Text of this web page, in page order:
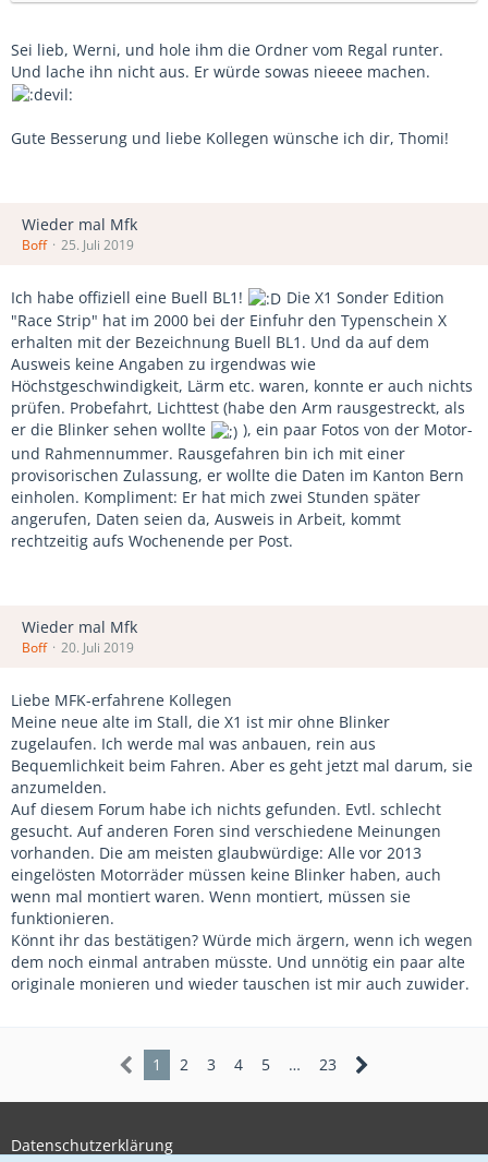
Sei lieb, Werni, und hole ihm die Ordner vom Regal runter.
Und lache ihn nicht aus. Er würde sowas nieeee machen.
Gute Besserung und liebe Kollegen wünsche ich dir, Thomi!
Wieder mal Mfk
Boff 25. Juli 2019
Ich habe offiziell eine Buell BL1!
Die X1 Sonder Edition
"Race Strip" hat im 2000 bei der Einfuhr den Typenschein X
erhalten mit der Bezeichnung Buell BL1. Und da auf dem
Ausweis keine Angaben zu irgendwas wie
Höchstgeschwindigkeit, Lärm etc. waren, konnte er auch nichts
prüfen. Probefahrt, Lichttest (habe den Arm rausgestreckt, als
er die Blinker sehen wollte
), ein paar Fotos von der Motor-
und Rahmennummer. Rausgefahren bin ich mit einer
provisorischen Zulassung, er wollte die Daten im Kanton Bern
einholen. Kompliment: Er hat mich zwei Stunden später
angerufen, Daten seien da, Ausweis in Arbeit, kommt
rechtzeitig aufs Wochenende per Post.
Wieder mal Mfk
Boff 20. Juli 2019
Liebe MFK-erfahrene Kollegen
Meine neue alte im Stall, die X1 ist mir ohne Blinker
zugelaufen. Ich werde mal was anbauen, rein aus
Bequemlichkeit beim Fahren. Aber es geht jetzt mal darum, sie
anzumelden.
Auf diesem Forum habe ich nichts gefunden. Evtl. schlecht
gesucht. Auf anderen Foren sind verschiedene Meinungen
vorhanden. Die am meisten glaubwürdige: Alle vor 2013
eingelösten Motorräder müssen keine Blinker haben, auch
wenn mal montiert waren. Wenn montiert, müssen sie
funktionieren.
Könnt ihr das bestätigen? Würde mich ärgern, wenn ich wegen
dem noch einmal antraben müsste. Und unnötig ein paar alte
originale monieren und wieder tauschen ist mir auch zuwider.
1 2 3 4 5 … 23
Datenschutzerklärung